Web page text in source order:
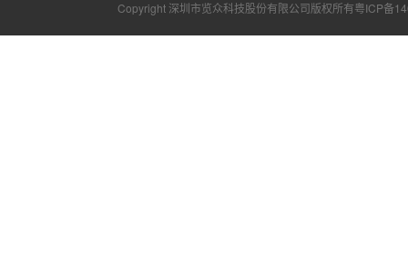
Copyright 深圳市览众科技股份有限公司版权所有粤ICP备